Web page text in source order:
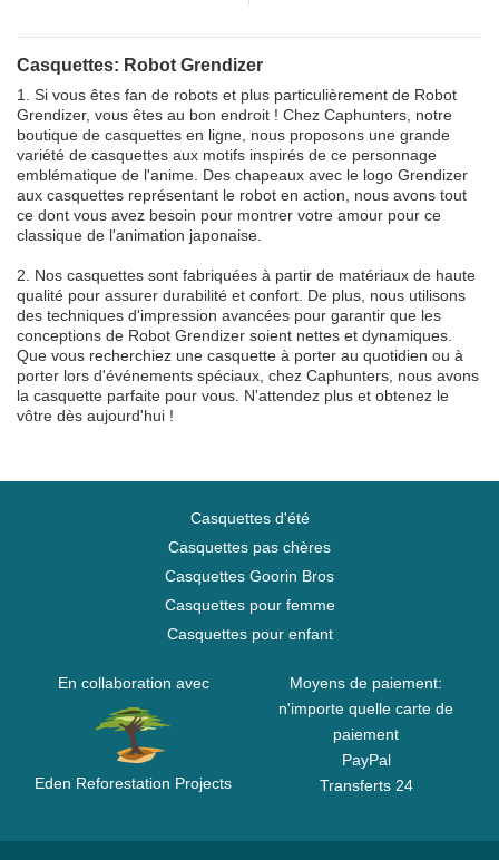
Casquettes: Robot Grendizer
1. Si vous êtes fan de robots et plus particulièrement de Robot
Grendizer, vous êtes au bon endroit ! Chez Caphunters, notre
boutique de casquettes en ligne, nous proposons une grande
variété de casquettes aux motifs inspirés de ce personnage
emblématique de l'anime. Des chapeaux avec le logo Grendizer
aux casquettes représentant le robot en action, nous avons tout
ce dont vous avez besoin pour montrer votre amour pour ce
classique de l'animation japonaise.
2. Nos casquettes sont fabriquées à partir de matériaux de haute
qualité pour assurer durabilité et confort. De plus, nous utilisons
des techniques d'impression avancées pour garantir que les
conceptions de Robot Grendizer soient nettes et dynamiques.
Que vous recherchiez une casquette à porter au quotidien ou à
porter lors d'événements spéciaux, chez Caphunters, nous avons
la casquette parfaite pour vous. N'attendez plus et obtenez le
vôtre dès aujourd'hui !
Casquettes d'été
Casquettes pas chères
Casquettes Goorin Bros
Casquettes pour femme
Casquettes pour enfant
En collaboration avec
Eden Reforestation Projects
Moyens de paiement:
n'importe quelle carte de
paiement
PayPal
Transferts 24